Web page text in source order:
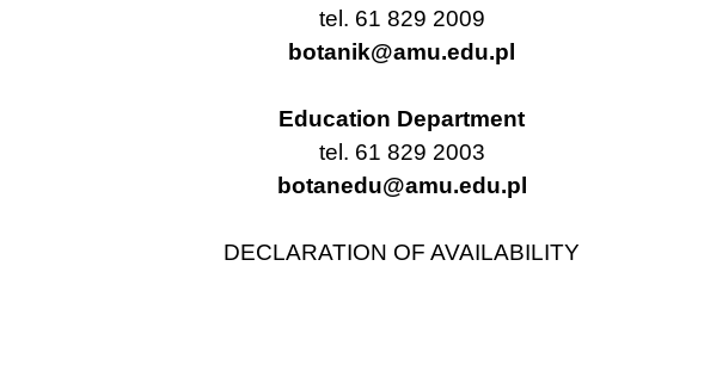
tel. 61 829 2009
botanik@amu.edu.pl
Education Department
tel. 61 829 2003
botanedu@amu.edu.pl
DECLARATION OF AVAILABILITY